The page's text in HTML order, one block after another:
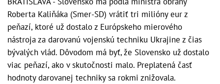
Roberta Kaliňáka (Smer-SD) vrátiť tri milióny eur z
peňazí, ktoré už dostalo z Európskeho mierového
nástroja za darovanú vojenskú techniku Ukrajine z čias
bývalých vlád. Dôvodom má byť, že Slovensko už dostalo
viac peňazí, ako v skutočnosti malo. Preplatená časť
hodnoty darovanej techniky sa rokmi znižovala.